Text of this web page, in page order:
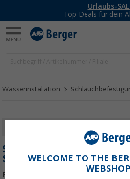
Urlaubs-
Top-Deals für dein
Wasserinstallation
SCHELLEN
Entdecke bei Fritz Berger eine
WELCOME TO THE